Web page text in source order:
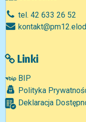
tel. 42 633 26 52
Linki
BIP
Polityka
Deklaracja